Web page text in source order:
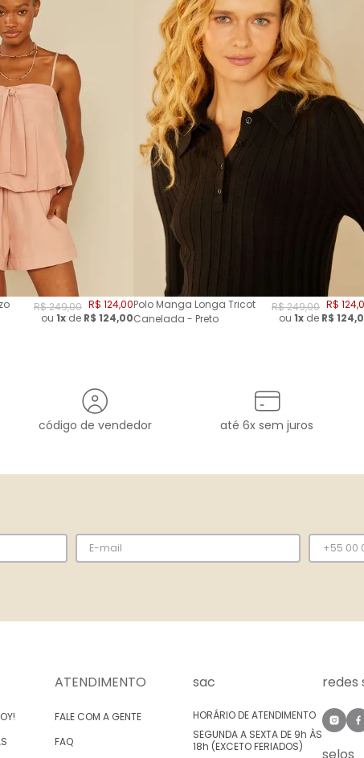
R$249,00 R$ 124,00
ou 1x de R$ 124,00
Polo Manga Longa Tricot
Canelada - Preto
R$249,00 R$ 124,
ou 1x de R$
código de vendedor até 6x sem juros
ATENDIMENTO
FALE COM A GENTE
FAQ
sac
HORÁRIO DE ATENDIMENTO
SEGUNDA A SEXTA DE 9h ÀS
18h (EXCETO FERIADOS)
redes